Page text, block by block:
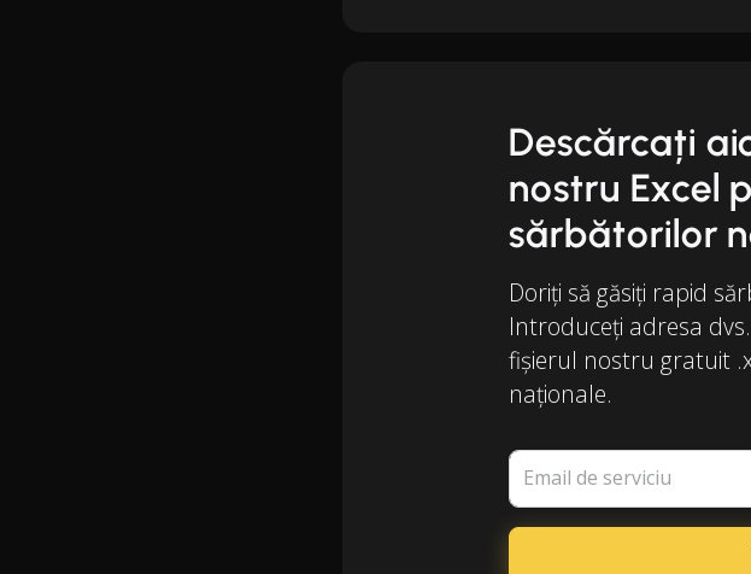
Descărcați
nostru Excel
sărbătorilor
Doriți să găsiți rapid
Introduceți adresa
fișierul nostru gratuit
naționale.
Email de serviciu